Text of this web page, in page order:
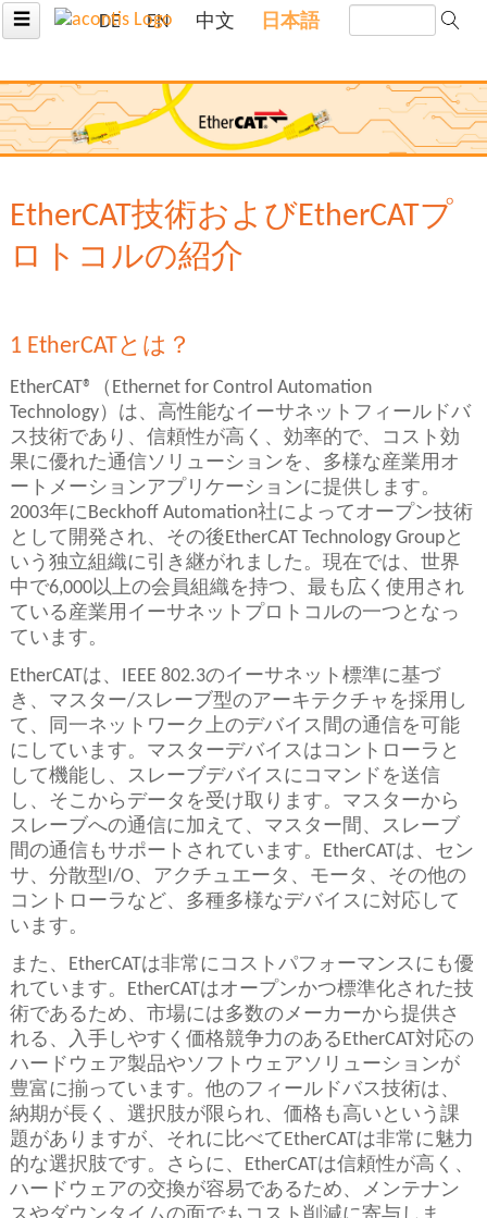
☰ DE EN 中文 日本語
EtherCAT技術およびEtherCATプ
ロトコルの紹介
1 EtherCATとは？
EtherCAT®（Ethernet for Control Automation
Technology）は、高性能なイーサネットフィールドバ
ス技術であり、信頼性が高く、効率的で、コスト効
果に優れた通信ソリューションを、多様な産業用オ
ートメーションアプリケーションに提供します。
2003年にBeckhoff Automation社によってオープン技術
として開発され、その後EtherCAT Technology Groupと
いう独立組織に引き継がれました。現在では、世界
中で6,000以上の会員組織を持つ、最も広く使用され
ている産業用イーサネットプロトコルの一つとなっ
ています。
EtherCATは、IEEE 802.3のイーサネット標準に基づ
き、マスター/スレーブ型のアーキテクチャを採用し
て、同一ネットワーク上のデバイス間の通信を可能
にしています。マスターデバイスはコントローラと
して機能し、スレーブデバイスにコマンドを送信
し、そこからデータを受け取ります。マスターから
スレーブへの通信に加えて、マスター間、スレーブ
間の通信もサポートされています。EtherCATは、セン
サ、分散型I/O、アクチュエータ、モータ、その他の
コントローラなど、多種多様なデバイスに対応して
います。
また、EtherCATは非常にコストパフォーマンスにも優
れています。EtherCATはオープンかつ標準化された技
術であるため、市場には多数のメーカーから提供さ
れる、入手しやすく価格競争力のあるEtherCAT対応の
ハードウェア製品やソフトウェアソリューションが
豊富に揃っています。他のフィールドバス技術は、
納期が長く、選択肢が限られ、価格も高いという課
題がありますが、それに比べてEtherCATは非常に魅力
的な選択肢です。さらに、EtherCATは信頼性が高く、
ハードウェアの交換が容易であるため、メンテナン